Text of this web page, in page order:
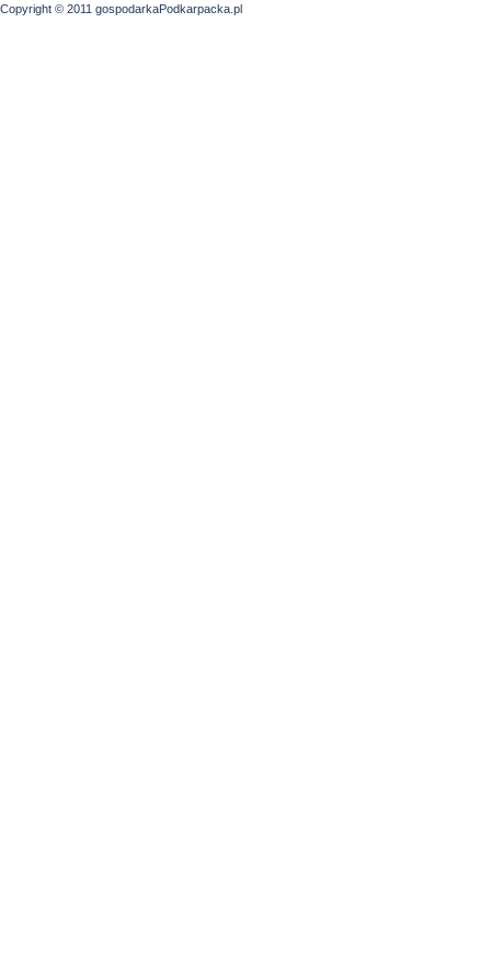
Copyright © 2011 gospodarkaPodkarpacka.pl